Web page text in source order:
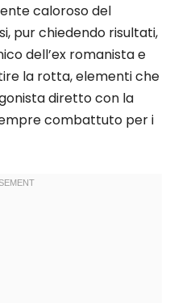
caloroso del
pur chiedendo risultati,
dell’ex romanista e
la rotta, elementi che
diretto con la
combattuto per i